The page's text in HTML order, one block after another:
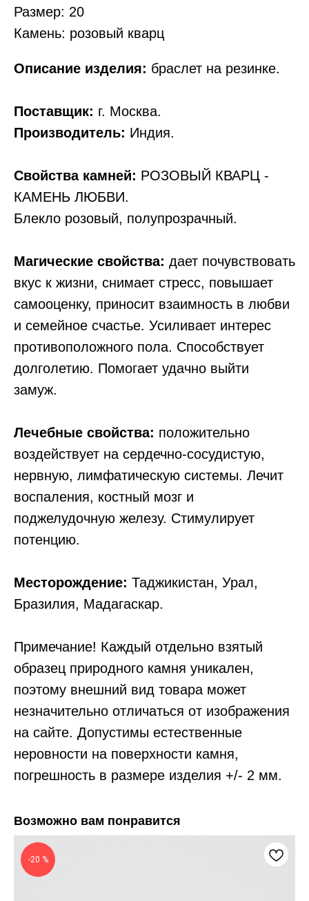
Описание изделия: браслет на резинке.
Поставщик: г. Москва.
Производитель: Индия.
Свойства камней: РОЗОВЫЙ КВАРЦ -
КАМЕНЬ ЛЮБВИ.
Блекло розовый, полупрозрачный.
Магические свойства: дает почувствовать
вкус к жизни, снимает стресс, повышает
самооценку, приносит взаимность в любви
и семейное счастье. Усиливает интерес
противоположного пола. Способствует
долголетию. Помогает удачно выйти
замуж.
Лечебные свойства: положительно
воздействует на сердечно-сосудистую,
нервную, лимфатическую системы. Лечит
воспаления, костный мозг и
поджелудочную железу. Стимулирует
потенцию.
Месторождение: Таджикистан, Урал,
Бразилия, Мадагаскар.
Примечание! Каждый отдельно взятый
образец природного камня уникален,
поэтому внешний вид товара может
незначительно отличаться от изображения
на сайте. Допустимы естественные
неровности на поверхности камня,
погрешность в размере изделия +/- 2 мм.
Размер: 20
Камень: розовый кварц
Возможно вам понравится
-20 %